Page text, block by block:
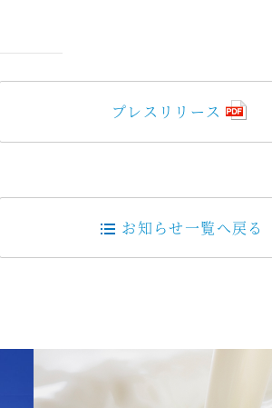
プレスリリース
お知らせ一覧へ戻る